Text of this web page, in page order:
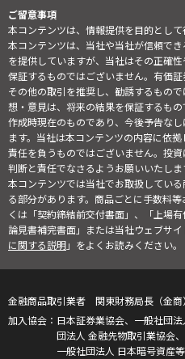
ご留意事項
本コンテンツは、情報提供を目的として
本コンテンツは、当社や当社が信頼で
を提供していますが、当社はその正確
保証するものではございません。有価証
その他の取引を推奨し、勧誘するもの
想・意見は、将来の結果を保証するも
作成時現在のものであり、今後予告な
ます。当社は本コンテンツの内容に依
責任を負うものではございません。投
判断と責任でなさるようお願いいたしま
本コンテンツでは当社でお取扱してい
る部分があります。商品ごとに手数料
くは「契約締結前交付書面」、「上場
論見書補完書面」または当社ウェブサ
に関する説明」をよくお読みください。
金融商品取引業者 関東財務局長（金商
日本証券業協会、一般社団
団法人 金融先物取引業協会、
一般社団法人 日本暗号資産